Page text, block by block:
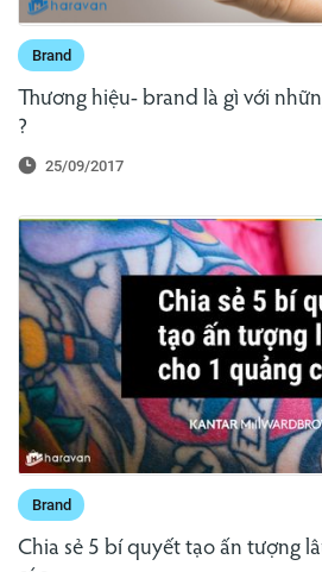
Brand
Thương hiệu- brand là gì với
?
25/09/2017
Brand
Chia sẻ 5 bí quyết tạo ấn tượng